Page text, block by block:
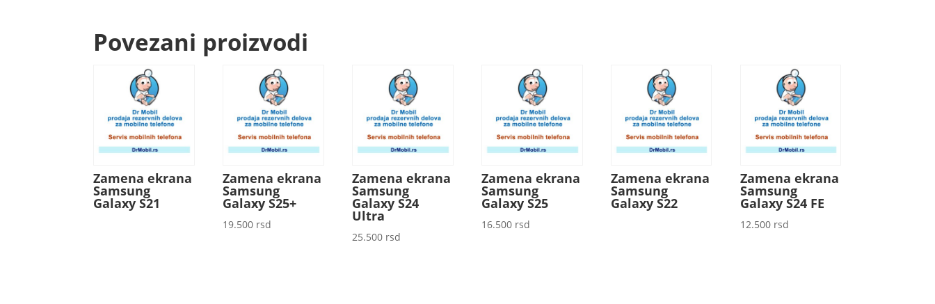
Povezani proizvodi
Zamena ekrana
Samsung
Galaxy S21
Zamena ekrana
Samsung
Galaxy S25+
19.500 rsd
Zamena ekrana
Samsung
Galaxy S24
Ultra
25.500 rsd
Zamena ekrana
Samsung
Galaxy S25
16.500 rsd
Zamena ekrana
Samsung
Galaxy S22
Zamena ekrana
Samsung
Galaxy S24 FE
12.500 rsd